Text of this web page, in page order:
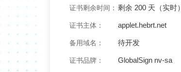
证书剩余时间： 剩余 200 天（实时）
证书主体： applet.hebrt.net
备用域名： 待开发
证书品牌： GlobalSign nv-sa